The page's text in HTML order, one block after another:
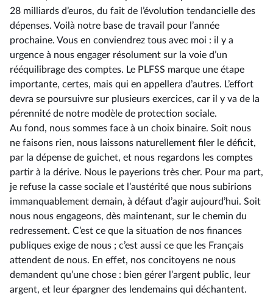
28 milliards d’euros, du fait de l’évolution tendancielle des
dépenses. Voilà notre base de travail pour l’année
prochaine. Vous en conviendrez tous avec moi : il y a
urgence à nous engager résolument sur la voie d’un
rééquilibrage des comptes. Le PLFSS marque une étape
importante, certes, mais qui en appellera d’autres. L’effort
devra se poursuivre sur plusieurs exercices, car il y va de la
pérennité de notre modèle de protection sociale.
Au fond, nous sommes face à un choix binaire. Soit nous
ne faisons rien, nous laissons naturellement filer le déficit,
par la dépense de guichet, et nous regardons les comptes
partir à la dérive. Nous le payerions très cher. Pour ma part,
je refuse la casse sociale et l’austérité que nous subirions
immanquablement demain, à défaut d’agir aujourd’hui. Soit
nous nous engageons, dès maintenant, sur le chemin du
redressement. C’est ce que la situation de nos finances
publiques exige de nous ; c’est aussi ce que les Français
attendent de nous. En effet, nos concitoyens ne nous
demandent qu’une chose : bien gérer l’argent public, leur
argent, et leur épargner des lendemains qui déchantent.